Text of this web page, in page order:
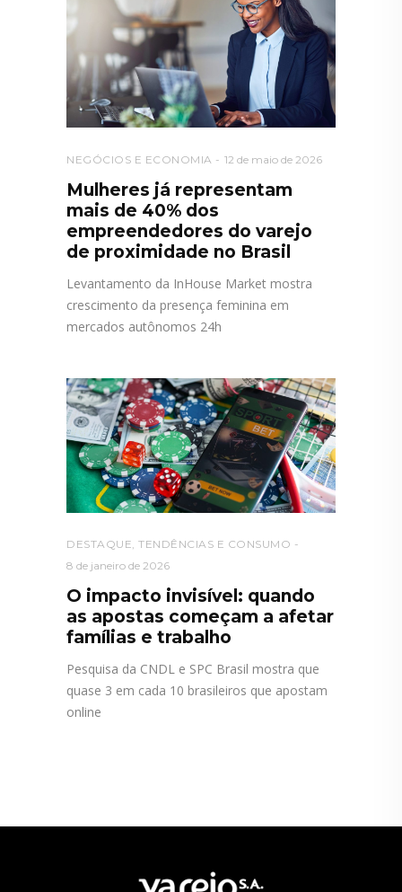
NEGÓCIOS E ECONOMIA 12 de maio de 2026
Mulheres já representam
mais de 40% dos
empreendedores do varejo
de proximidade no Brasil
Levantamento da InHouse Market mostra
crescimento da presença feminina em
mercados autônomos 24h
DESTAQUE, TENDÊNCIAS E CONSUMO
8 de janeiro de 2026
O impacto invisível: quando
as apostas começam a afetar
famílias e trabalho
Pesquisa da CNDL e SPC Brasil mostra que
quase 3 em cada 10 brasileiros que apostam
online